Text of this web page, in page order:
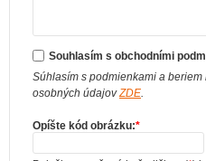
Souhlasím s obchodními
Súhlasím s podmienkami a
osobných údajovZDE.
Opíšte kód obrázku:*